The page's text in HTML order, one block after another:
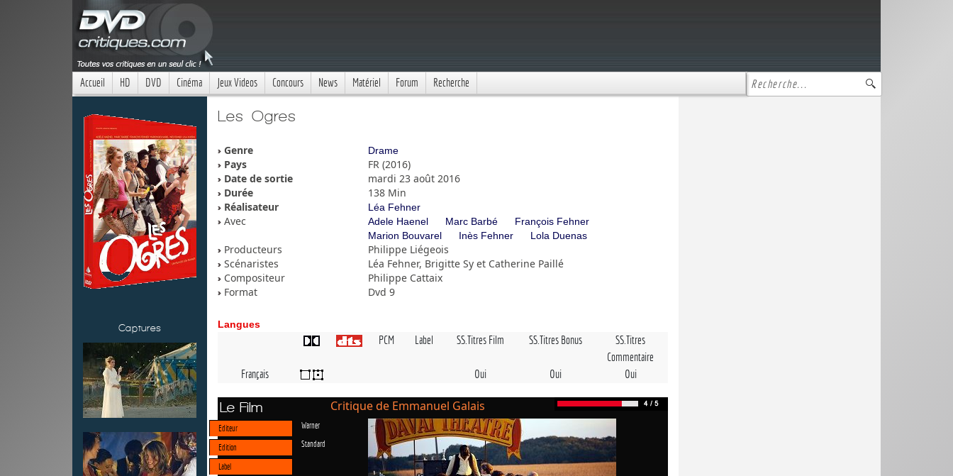
Accueil HD DVD Cinéma Jeux Videos Concours News Matériel Forum Recherche
Captures
Les Ogres
Genre Drame
Pays
FR (2016)
Date de sortie
mardi 23 août 2016
Durée
138 Min
Réalisateur
Léa Fehner
Avec Adele Haenel Marc Barbé
François Fehner
Marion Bouvarel
Inès Fehner Lola Duenas
Producteurs
Philippe Liégeois
Scénaristes
Léa Fehner, Brigitte Sy et Catherine Paillé
Compositeur
Philippe Cattaix
Format
Dvd 9
Langues
PCM Label SS.Titres Film SS.Titres Bonus
SS.Titres
Commentaire
Français
Oui Oui Oui
Le Film Critique de Emmanuel Galais
Editeur Warner
Edition Standard
Label